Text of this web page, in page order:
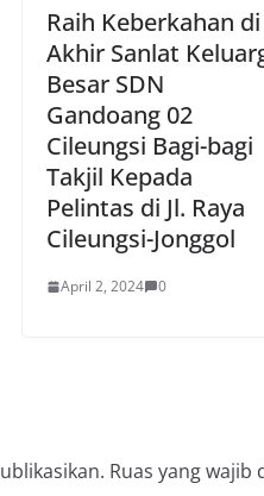
Raih Keberkahan di
Akhir Sanlat
Besar SDN
Gandoang 02
Cileungsi Bagi-bagi
Takjil Kepada
Pelintas di Jl. Raya
Cileungsi-Jonggol
April 2, 2024 0
Ruas yang wajib